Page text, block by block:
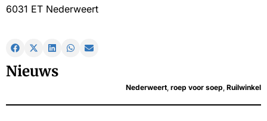
6031 ET Nederweert
Nieuws
Nederweert, roep voor soep, Ruilwinkel